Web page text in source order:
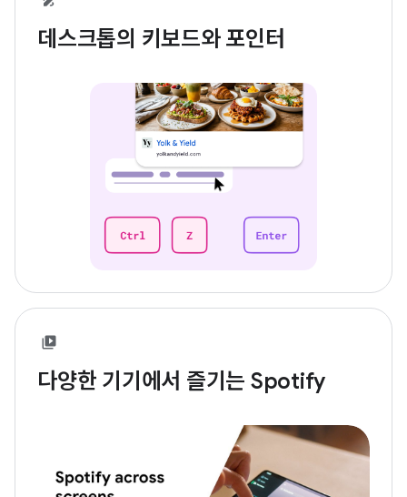
데스크톱의 키보드와 포인터
다양한 기기에서 즐기는 Spotify